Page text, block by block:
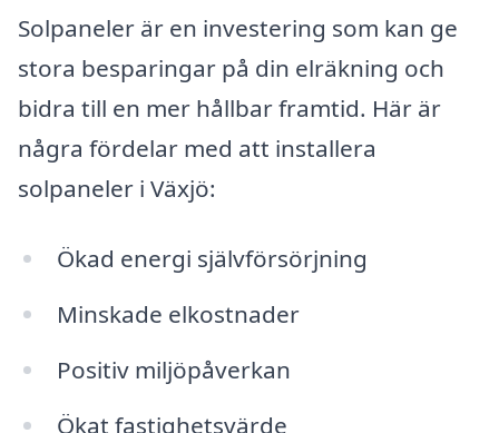
Solpaneler är en investering som kan ge
stora besparingar på din elräkning och
bidra till en mer hållbar framtid. Här är
några fördelar med att installera
solpaneler i Växjö:
Ökad energi självförsörjning
Minskade elkostnader
Positiv miljöpåverkan
Ökat fastighetsvärde